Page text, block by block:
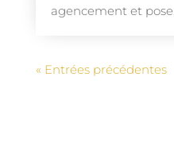
agencement et
« Entrées précédentes